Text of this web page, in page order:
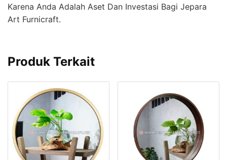
Karena Anda Adalah Aset Dan Investasi Bagi Jepara
Art Furnicraft.
Produk Terkait